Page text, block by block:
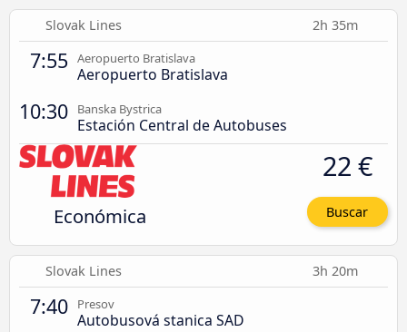
Slovak Lines 2h 35m
7:55 Aeropuerto Bratislava
Aeropuerto Bratislava
10:30 Banska Bystrica
Estación Central de Autobuses
Económica
22 €
Buscar
Slovak Lines 3h 20m
7:40 Presov
Autobusová stanica SAD